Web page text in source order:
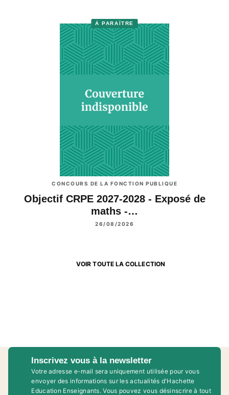
À PARAÎTRE
CONCOURS DE LA FONCTION PUBLIQUE
Objectif CRPE 2027-2028 - Exposé de
maths -…
26/08/2026
VOIR TOUTE LA COLLECTION
Inscrivez vous à la newsletter
Votre adresse e-mail sera uniquement utilisée pour vous
envoyer des informations sur les actualités d'Hachette
Education Enseignants. Vous pouvez vous désinscrire à tout